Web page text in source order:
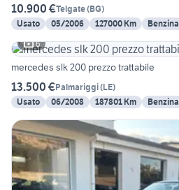
10.900 €Telgate(BG)
Usato
05/2006 127000 Km Benzina
6
mercedes slk 200 prezzo trattabile
13.500 €Palmariggi(LE)
Usato
06/2008 187801 Km Benzina